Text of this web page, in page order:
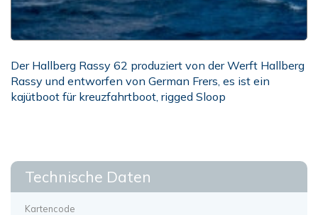
Der Hallberg Rassy 62 produziert von der Werft Hallberg
Rassy und entworfen von German Frers, es ist ein
kajütboot für kreuzfahrtboot, rigged Sloop
Technische Daten
Kartencode